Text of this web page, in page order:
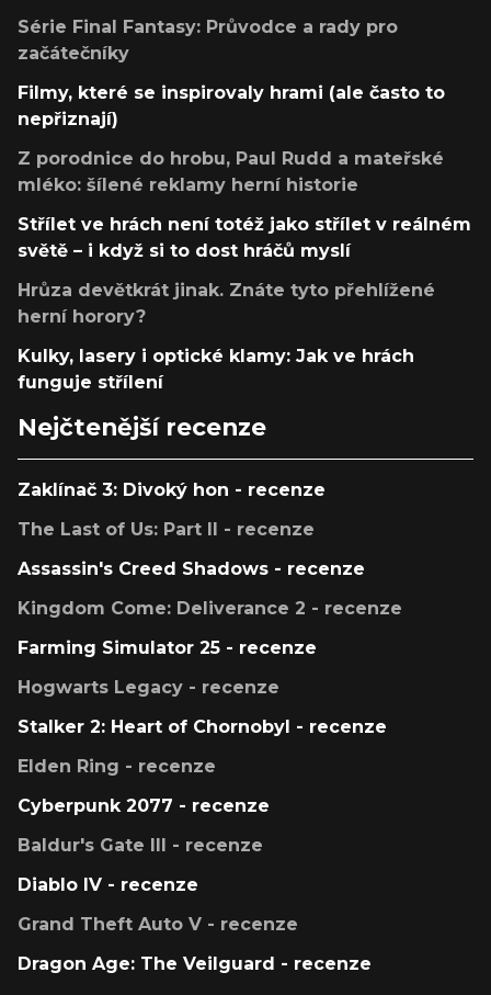
Série Final Fantasy: Průvodce a rady pro
začátečníky
Filmy, které se inspirovaly hrami (ale často to
nepřiznají)
Z porodnice do hrobu, Paul Rudd a mateřské
mléko: šílené reklamy herní historie
Střílet ve hrách není totéž jako střílet v reálném
světě – i když si to dost hráčů myslí
Hrůza devětkrát jinak. Znáte tyto přehlížené
herní horory?
Kulky, lasery i optické klamy: Jak ve hrách
funguje střílení
Nejčtenější recenze
Zaklínač 3: Divoký hon - recenze
The Last of Us: Part II - recenze
Assassin's Creed Shadows - recenze
Kingdom Come: Deliverance 2 - recenze
Farming Simulator 25 - recenze
Hogwarts Legacy - recenze
Stalker 2: Heart of Chornobyl - recenze
Elden Ring - recenze
Cyberpunk 2077 - recenze
Baldur's Gate III - recenze
Diablo IV - recenze
Grand Theft Auto V - recenze
Dragon Age: The Veilguard - recenze